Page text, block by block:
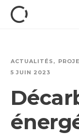
ACTUALITÉS
5 JUIN 2023